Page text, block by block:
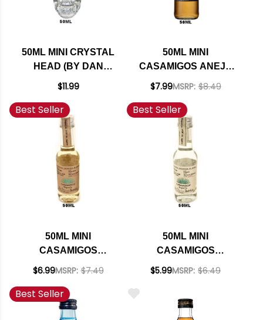
50ML MINI CRYSTAL
HEAD (BY DAN
AYKROYD) NEW
$11.99
50ML MINI
CASAMIGOS ANEJO
TEQUILA
$7.99MSRP: $8.49
Best Seller
50ML MINI
CASAMIGOS
REPOSADO TEQUILA
$6.99MSRP: $7.49
Best Seller
50ML MINI
CASAMIGOS
BLANCO TEQUILA
$5.99MSRP: $6.49
Best Seller